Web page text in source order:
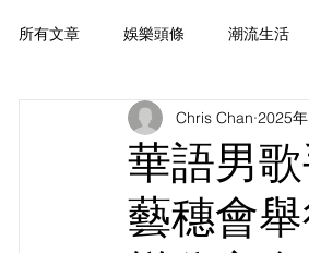
所有文章 娛樂頭條 潮流生活
華語男
藝穗會
Chris Chan 2025